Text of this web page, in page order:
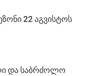
22 აგვისტოს
და საბრძოლო